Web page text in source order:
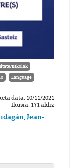
Eskolak
Language
data: 10/11/2021
Ikusia: 171 aldiz
Jean-